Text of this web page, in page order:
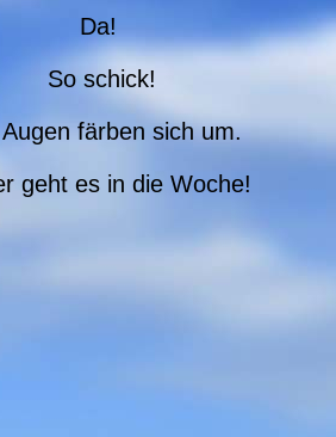
Da!
So schick!
färben sich um.
geht es in die Woche!